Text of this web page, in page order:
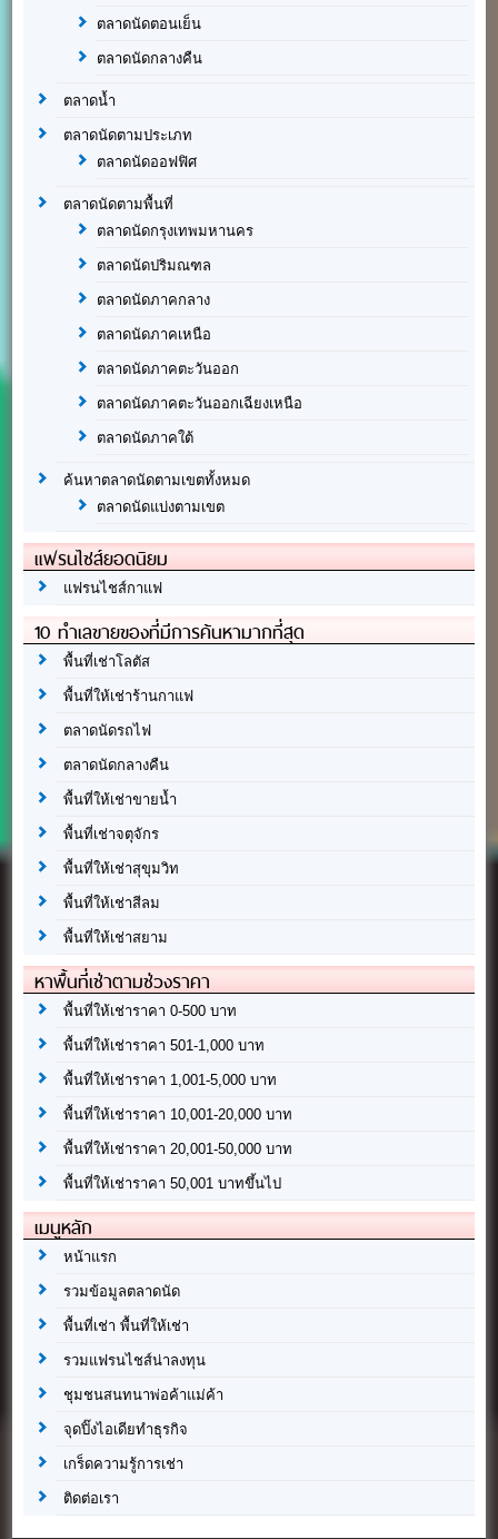
ตลาดนัดตอนเย็น
ตลาดนัดกลางคืน
ตลาดน้ำ
ตลาดนัดตามประเภท
ตลาดนัดออฟฟิศ
ตลาดนัดตามพื้นที่
ตลาดนัดกรุงเทพมหานคร
ตลาดนัดปริมณฑล
ตลาดนัดภาคกลาง
ตลาดนัดภาคเหนือ
ตลาดนัดภาคตะวันออก
ตลาดนัดภาคตะวันออกเฉียงเหนือ
ตลาดนัดภาคใต้
ค้นหาตลาดนัดตามเขตทั้งหมด
ตลาดนัดแบ่งตามเขต
แฟรนไชส์ยอดนิยม
แฟรนไชส์กาแฟ
10 ทำเลขายของที่มีการค้นหามากที่สุด
พื้นที่เช่าโลตัส
พื้นที่ให้เช่าร้านกาแฟ
ตลาดนัดรถไฟ
ตลาดนัดกลางคืน
พื้นที่ให้เช่าขายน้ำ
พื้นที่เช่าจตุจักร
พื้นที่ให้เช่าสุขุมวิท
พื้นที่ให้เช่าสีลม
พื้นที่ให้เช่าสยาม
หาพื้นที่เช่าตามช่วงราคา
พื้นที่ให้เช่าราคา 0-500 บาท
พื้นที่ให้เช่าราคา 501-1,000 บาท
พื้นที่ให้เช่าราคา 1,001-5,000 บาท
พื้นที่ให้เช่าราคา 10,001-20,000 บาท
พื้นที่ให้เช่าราคา 20,001-50,000 บาท
พื้นที่ให้เช่าราคา 50,001 บาทขึ้นไป
เมนูหลัก
หน้าแรก
รวมข้อมูลตลาดนัด
พื้นที่เช่า พื้นที่ให้เช่า
รวมแฟรนไชส์น่าลงทุน
ชุมชนสนทนาพ่อค้าแม่ค้า
จุดปิ๊งไอเดียทำธุรกิจ
เกร็ดความรู้การเช่า
ติดต่อเรา